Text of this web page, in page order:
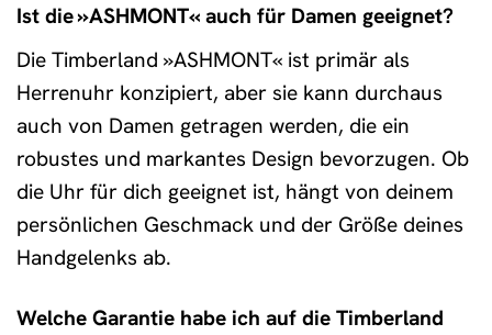
Ist die »ASHMONT« auch für Damen geeignet?
Die Timberland »ASHMONT« ist primär als
Herrenuhr konzipiert, aber sie kann durchaus
auch von Damen getragen werden, die ein
robustes und markantes Design bevorzugen. Ob
die Uhr für dich geeignet ist, hängt von deinem
persönlichen Geschmack und der Größe deines
Handgelenks ab.
Welche Garantie habe ich auf die Timberland